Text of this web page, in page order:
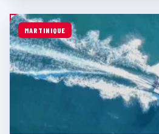
MARTINIQUE